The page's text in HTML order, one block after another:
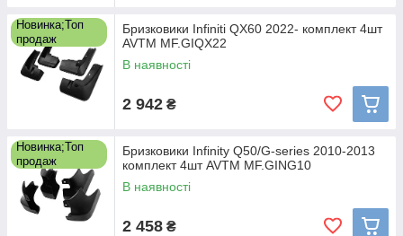
Новинка;Топ
продаж
Бризковики Infiniti QX60 2022- комплект 4шт
AVTM MF.GIQX22
В наявності
2 942 ₴
Новинка;Топ
продаж
Бризковики Infinity Q50/G-series 2010-2013
комплект 4шт AVTM MF.GING10
В наявності
2 458 ₴